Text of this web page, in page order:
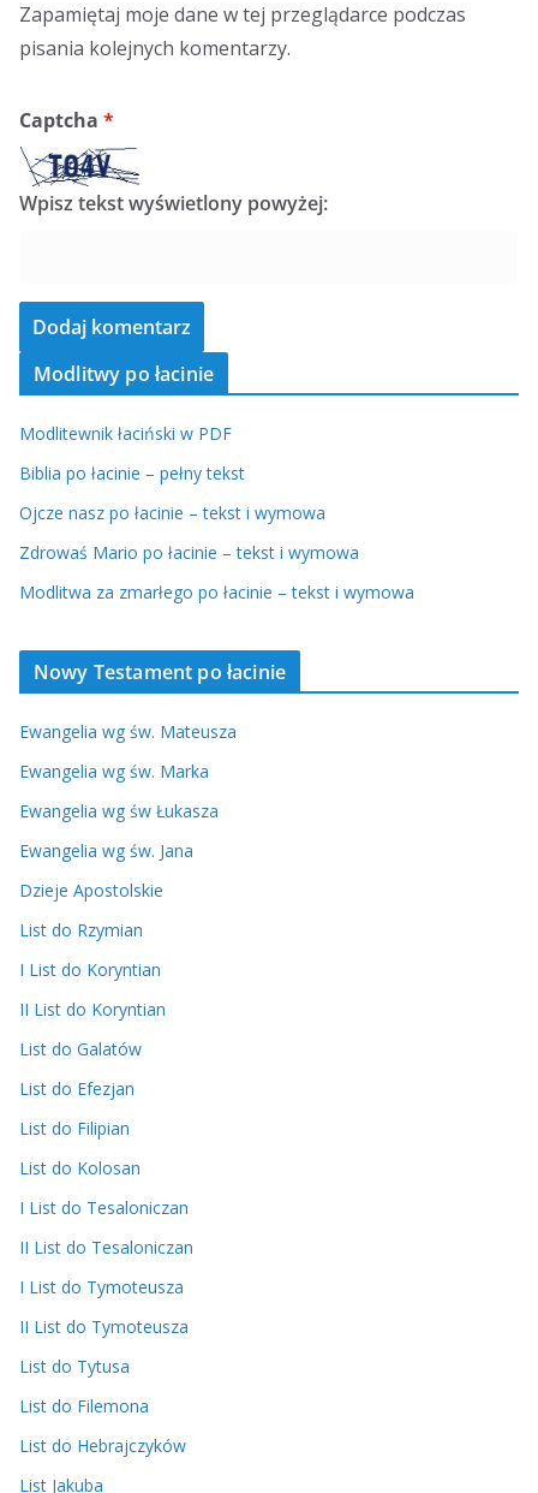
Zapamiętaj moje dane w tej przeglądarce podczas
pisania kolejnych komentarzy.
Captcha *
Wpisz tekst wyświetlony powyżej:
Modlitwy po łacinie
Modlitewnik łaciński w PDF
Biblia po łacinie – pełny tekst
Ojcze nasz po łacinie – tekst i wymowa
Zdrowaś Mario po łacinie – tekst i wymowa
Modlitwa za zmarłego po łacinie – tekst i wymowa
Nowy Testament po łacinie
Ewangelia wg św. Mateusza
Ewangelia wg św. Marka
Ewangelia wg św Łukasza
Ewangelia wg św. Jana
Dzieje Apostolskie
List do Rzymian
I List do Koryntian
II List do Koryntian
List do Galatów
List do Efezjan
List do Filipian
List do Kolosan
I List do Tesaloniczan
II List do Tesaloniczan
I List do Tymoteusza
II List do Tymoteusza
List do Tytusa
List do Filemona
List do Hebrajczyków
List Jakuba